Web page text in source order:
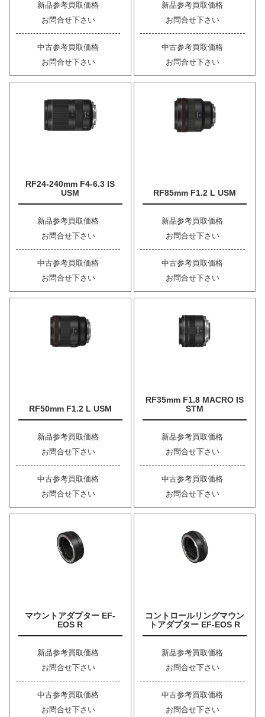
新品参考買取価格
お問合せ下さい
中古参考買取価格
お問合せ下さい
新品参考買取価格
お問合せ下さい
中古参考買取価格
お問合せ下さい
RF24-240mm F4-6.3 IS
USM
新品参考買取価格
お問合せ下さい
中古参考買取価格
お問合せ下さい
RF85mm F1.2 L USM
新品参考買取価格
お問合せ下さい
中古参考買取価格
お問合せ下さい
RF50mm F1.2 L USM
新品参考買取価格
お問合せ下さい
中古参考買取価格
お問合せ下さい
RF35mm F1.8 MACRO IS
STM
新品参考買取価格
お問合せ下さい
中古参考買取価格
お問合せ下さい
マウントアダプター EF-
EOS R
新品参考買取価格
お問合せ下さい
中古参考買取価格
お問合せ下さい
コントロールリングマウン
トアダプター EF-EOS R
新品参考買取価格
お問合せ下さい
中古参考買取価格
お問合せ下さい